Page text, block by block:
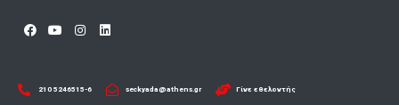
210 5246515-6​ seckyada@athens.gr Γίνε εθελοντής